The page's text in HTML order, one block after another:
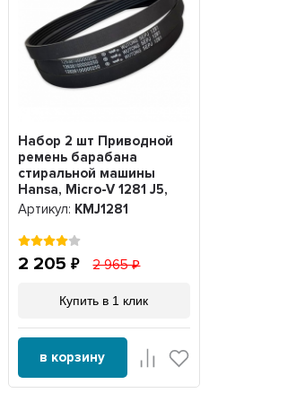
Набор 2 шт Приводной
ремень барабана
стиральной машины
Hansa, Micro-V 1281 J5,
KMJ1281
Артикул: KMJ1281
2 205 2 965
Купить в 1 клик
в корзину